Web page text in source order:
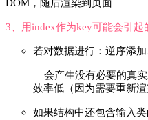
DOM，随后渲染到页面
3、用index作为key可能会引起
若对数据进行：逆序添
会产生没有必要的真实
效率低 （因为需要重新
如果结构中还包含输入类